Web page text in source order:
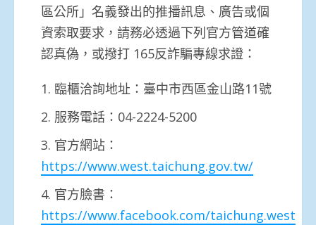
區公所」名義發出的推播訊息、廣告或個
資索取要求，請務必透過下列官方管道確
認真偽，或撥打 165反詐騙專線求證：
臨櫃洽詢地址：臺中市西區金山路11號
服務電話：04-2224-5200
官方網站：
https://www.west.taichung.gov.tw/
官方臉書：
https://www.facebook.com/taichung.west